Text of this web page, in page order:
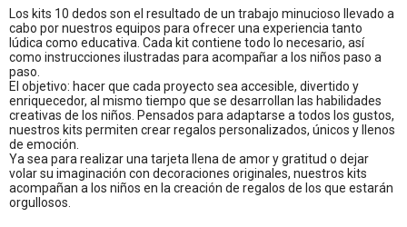
Los kits 10 dedos son el resultado de un trabajo minucioso llevado a
cabo por nuestros equipos para ofrecer una experiencia tanto
lúdica como educativa. Cada kit contiene todo lo necesario, así
como instrucciones ilustradas para acompañar a los niños paso a
paso.
El objetivo: hacer que cada proyecto sea accesible, divertido y
enriquecedor, al mismo tiempo que se desarrollan las habilidades
creativas de los niños. Pensados para adaptarse a todos los gustos,
nuestros kits permiten crear regalos personalizados, únicos y llenos
de emoción.
Ya sea para realizar una tarjeta llena de amor y gratitud o dejar
volar su imaginación con decoraciones originales, nuestros kits
acompañan a los niños en la creación de regalos de los que estarán
orgullosos.